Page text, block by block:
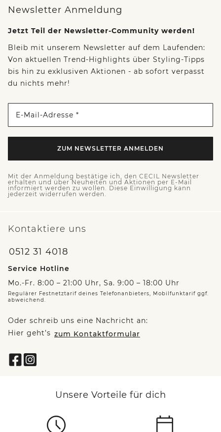
Newsletter Anmeldung
Jetzt Teil der Newsletter-Community werden!
Bleib mit unserem Newsletter auf dem Laufenden:
Von aktuellen Trend-Highlights über Styling-Tipps
bis hin zu exklusiven Aktionen - ab sofort verpasst
du nichts mehr!
E-Mail-Adresse *
ZUM NEWSLETTER ANMELDEN
Mit der Anmeldung bestätige ich, den CECIL Newsletter
erhalten und über Neuheiten und Aktionen per E-Mail
informiert werden zu wollen. Diese Einwilligung kann
jederzeit widerrufen werden.
Kontaktiere uns
0512 31 4018
Service Hotline
Mo.-Fr. 8:00 – 21:00 Uhr, Sa. 9:00 – 18:00 Uhr
Regulärer Festnetztarif deines Telefonanbieters, Mobilfunktarif ggf.
abweichend.
Oder schreib uns eine Nachricht an:
Hier geht’s zum Kontaktformular
Unsere Vorteile für dich